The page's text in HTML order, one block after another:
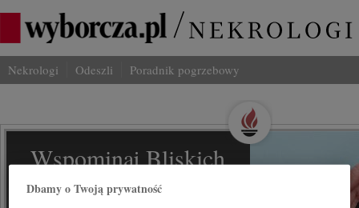
Nekrologi Odeszli Poradnik pogrzebowy
Wspominaj Bliskich
Na Odeszli.pl
Dbamy o Twoją prywatność